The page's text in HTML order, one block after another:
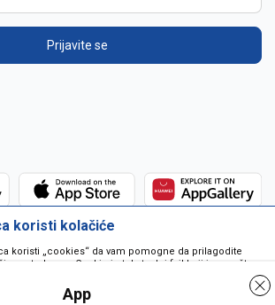
Prijavite se
koristi kolačiće
koristi „cookies“ da vam pomogne da prilagodite
potrebama. Cookie je tekstualni fajl koji je smešten
isporuče virus vašem računaru. Cookie-i su
i jedino mogu biti pročitani od strane web servera
App